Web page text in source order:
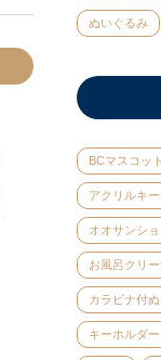
ぬいぐるみ
BCマスコット
アクリルキ
オオサンシ
お風呂クリ
カラビナ付
キーホルダー